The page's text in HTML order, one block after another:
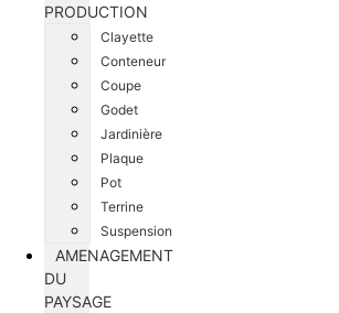
PRODUCTION
Clayette
Conteneur
Coupe
Godet
Jardinière
Plaque
Pot
Terrine
Suspension
AMENAGEMENT
DU
PAYSAGE